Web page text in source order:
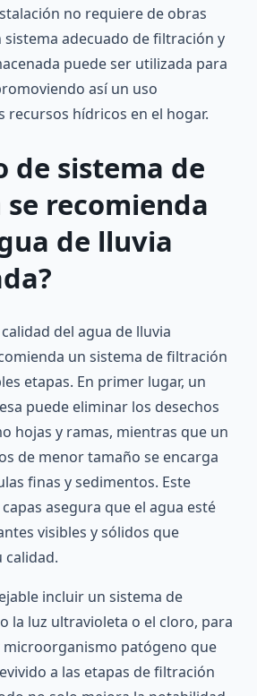
no requiere de obras
sistema adecuado de filtración y
puede ser utilizada para
así un uso
recursos hídricos en el hogar.
de sistema de
recomienda
de lluvia
del agua de lluvia
un sistema de filtración
etapas. En primer lugar, un
puede eliminar los desechos
hojas y ramas, mientras que un
de menor tamaño se encarga
finas y sedimentos. Este
asegura que el agua esté
visibles y sólidos que
calidad.
incluir un sistema de
la luz ultravioleta o el cloro, para
patógeno que
a las etapas de filtración